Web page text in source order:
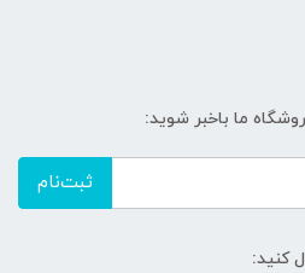
ما باخبر شوید:
ثبت‌نام
کنید: